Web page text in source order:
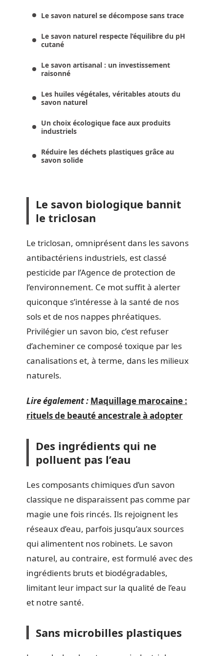
Le savon naturel se décompose sans trace
Le savon naturel respecte l’équilibre du pH
cutané
Le savon artisanal : un investissement
raisonné
Les huiles végétales, véritables atouts du
savon naturel
Un choix écologique face aux produits
industriels
Réduire les déchets plastiques grâce au
savon solide
Le savon biologique bannit
le triclosan
Le triclosan, omniprésent dans les savons
antibactériens industriels, est classé
pesticide par l’Agence de protection de
l’environnement. Ce mot suffit à alerter
quiconque s’intéresse à la santé de nos
sols et de nos nappes phréatiques.
Privilégier un savon bio, c’est refuser
d’acheminer ce composé toxique par les
canalisations et, à terme, dans les milieux
naturels.
Lire également : Maquillage marocaine :
rituels de beauté ancestrale à adopter
Des ingrédients qui ne
polluent pas l’eau
Les composants chimiques d’un savon
classique ne disparaissent pas comme par
magie une fois rincés. Ils rejoignent les
réseaux d’eau, parfois jusqu’aux sources
qui alimentent nos robinets. Le savon
naturel, au contraire, est formulé avec des
ingrédients bruts et biodégradables,
limitant leur impact sur la qualité de l’eau
et notre santé.
Sans microbilles plastiques